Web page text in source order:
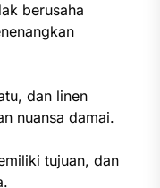
berusaha
dan linen
nuansa damai.
tujuan, dan